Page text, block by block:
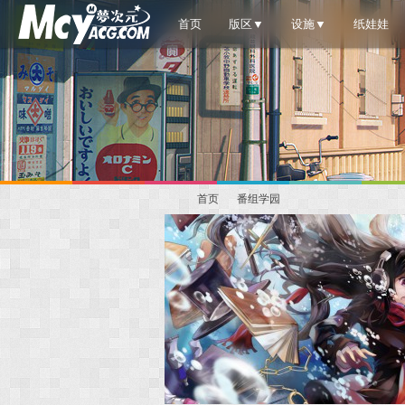
首页 版区▼ 设施▼ 纸娃娃
梦 »
首页
›
番组学园